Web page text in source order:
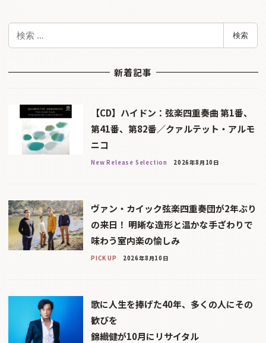
検
検索
新着記事
【CD】ハイドン：弦楽四重奏曲 第1番、
第41番、第82番／クァルテット・アルモ
ニコ
New Release Selection 2026年8月10日
ヴァン・カイック弦楽四重奏団が2年ぶり
の来日！ 明晰な造形と温かな手ざわりで
味わう室内楽の愉しみ
PICK UP 2026年8月10日
歌に人生を捧げた40年、多くの人にその
歓びを
錦織健が10月にリサイタル